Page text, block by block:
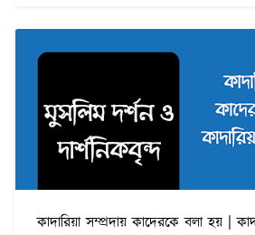
কাদারিয়া সম্প্রদায় কাদেরকে বলা হয় |